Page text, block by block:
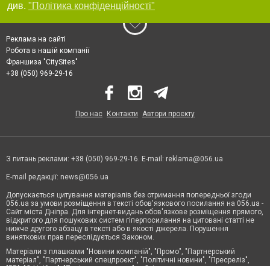
див. "Політика конфіденційності"
Реклама на сайті
Робота в нашій компанії
Франшиза "CitySites"
+38 (050) 969-29-16
Про нас Контакти Автори проєкту
З питань реклами: +38 (050) 969-29-16. E-mail: reklama@056.ua
E-mail редакції: news@056.ua
Допускається цитування матеріалів без отримання попередньої згоди
056.ua за умови розміщення в тексті обов'язкового посилання на 056.ua -
Сайт міста Дніпра. Для інтернет-видань обов'язкове розміщення прямого,
відкритого для пошукових систем гіперпосилання на цитовані статті не
нижче другого абзацу в тексті або в якості джерела. Порушення
виняткових прав переслідується Законом.
Матеріали з плашками "Новини компаній", "Промо", "Партнерський
матеріал", "Партнерський спецпроєкт", "Політичні новини", "Пресреліз",